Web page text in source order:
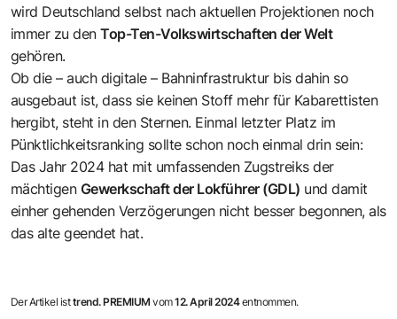
wird Deutschland selbst nach aktuellen Projektionen noch
immer zu denTop-Ten-Volkswirtschaften der Welt
gehören.
Ob die – auch digitale – Bahninfrastruktur bis dahin so
ausgebaut ist, dass sie keinen Stoff mehr für Kabarettisten
hergibt, steht in den Sternen. Einmal letzter Platz im
Pünktlichkeitsranking sollte schon noch einmal drin sein:
Das Jahr 2024 hat mit umfassenden Zugstreiks der
mächtigen Gewerkschaft der Lokführer (GDL) und damit
einher gehenden Verzögerungen nicht besser begonnen, als
das alte geendet hat.
Der Artikel isttrend. PREMIUMvom12. April 2024entnommen.